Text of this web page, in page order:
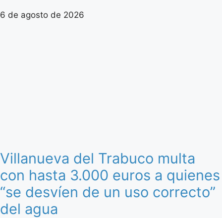
6 de agosto de 2026
Villanueva del Trabuco multa
con hasta 3.000 euros a quienes
“se desvíen de un uso correcto”
del agua